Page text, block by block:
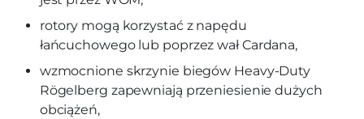
rotory mogą korzystać z napędu
łańcuchowego lub poprzez wał Cardana,
wzmocnione skrzynie biegów Heavy-Duty
Rögelberg zapewniają przeniesienie dużych
obciążeń,